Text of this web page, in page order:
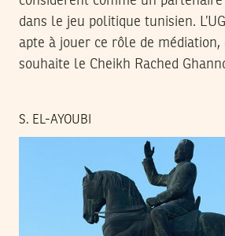
dans le jeu politique tunisien.
apte à jouer ce rôle de médiation,
souhaite le Cheikh Rached
S. EL-AYOUBI